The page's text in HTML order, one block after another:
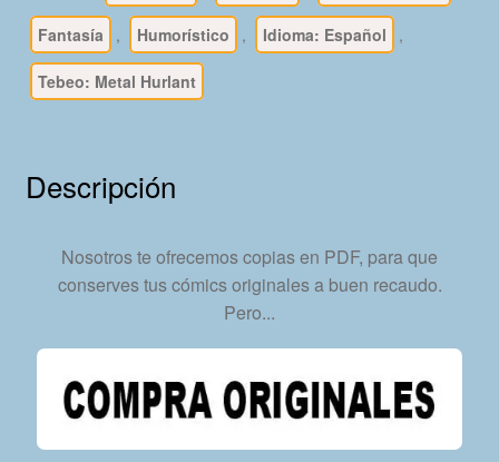
51
Cómics
En
-
Descarga
cantidad
Fantasía , Humorístico , Idioma: Español ,
Tebeo: Metal Hurlant
Descripción
Nosotros te ofrecemos copias en PDF, para que
conserves tus cómics originales a buen recaudo.
Pero...